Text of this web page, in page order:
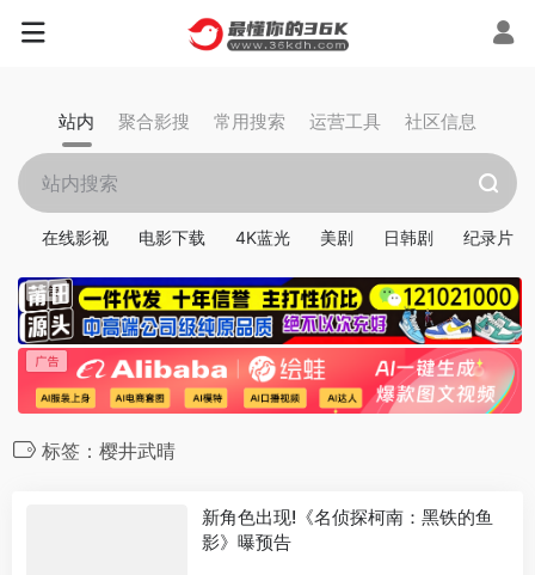
站内 聚合影搜 常用搜索 运营工具 社区信息
在线影视 电影下载 4K蓝光 美剧 日韩剧 纪录片
标签：樱井武晴
新角色出现!《名侦探柯南：黑铁的鱼
影》曝预告